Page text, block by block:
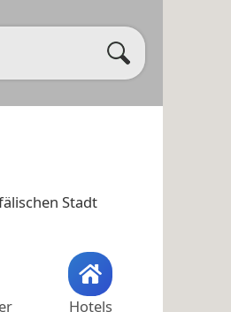
Stadt
Hotels